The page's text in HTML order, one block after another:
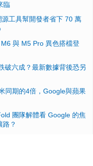
臨
工具幫開發者省下 70 萬
與 M5 Pro 異色搭檔登
破六成？最新數據背後恐另
同期的4倍，Google與蘋果
團隊解體看 Google 的焦
路？